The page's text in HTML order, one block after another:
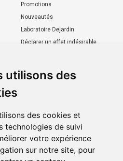
utilisons des
des cookies et
technologies de suivi
votre expérience
sur notre site, pour
Promotions
Nouveautés
Laboratoire Dejardin
Déclarer un effet indésirable
Livraison chez vous
Livraison dans un Point
d’enlèvement
Retrait dans la pharmacie